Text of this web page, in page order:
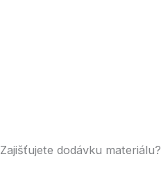
Zajišťujete dodávku materiálu?